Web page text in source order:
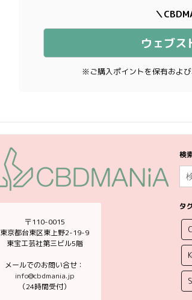
＼
ウェブス
※ご購入ポイントを保有および
検
タ
〒110-0015
東京都台東区東上野2-19-9
東宝工芸社第三ビル5階
メールでのお問い合せ：
info@cbdmania.jp
（24時間受付）